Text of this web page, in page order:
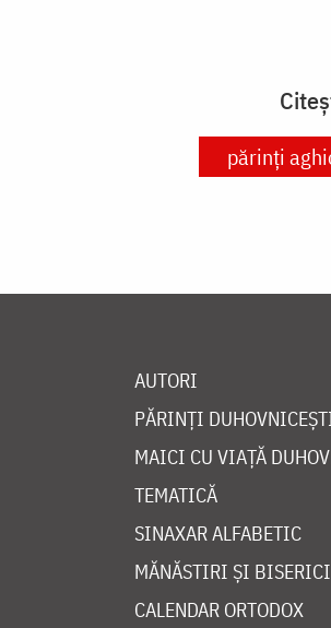
părinți
AUTORI
PĂRINȚI
MAICI CU VIAȚĂ
TEMATICĂ
SINAXAR ALFABETIC
MĂNĂSTIRI ȘI BISERICI
CALENDAR ORTODOX